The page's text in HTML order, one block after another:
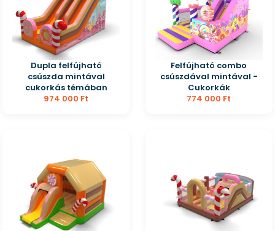
Dupla felfújható
csúszda mintával
cukorkás témában
974 000 Ft
Felfújható combo
csúszdával mintával -
Cukorkák
774 000 Ft